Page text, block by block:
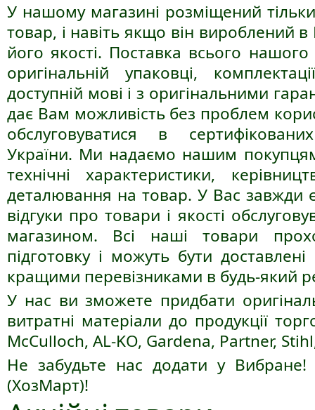
У нашому магазині розміщений
товар, і навіть якщо він вироблений
його якості. Поставка всього
оригінальній упаковці,
доступній мові і з оригінальними
дає Вам можливість без проблем
обслуговуватися в
України. Ми надаємо нашим покупцям
технічні характеристики,
деталювання на товар. У Вас завжди
відгуки про товари і якості
магазином. Всі наші товари
підготовку і можуть бути
кращими перевізниками в будь-який
У нас ви зможете придбати
витратні матеріали до продукції
McCulloch, AL-KO, Gardena, Partner,
Не забудьте нас додати у
(ХозМарт)!